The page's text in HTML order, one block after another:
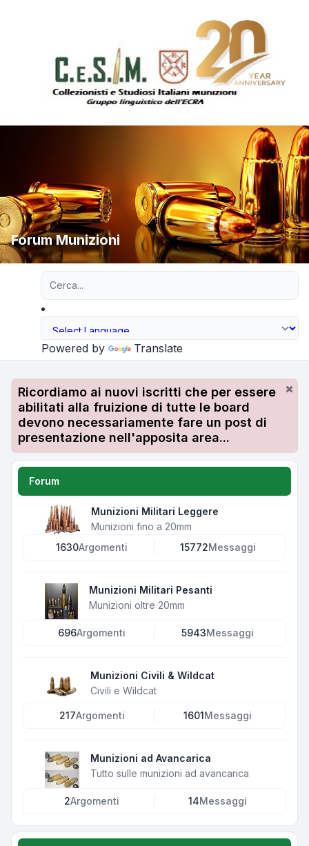
Forum Munizioni
Powered by Translate
Ricordiamo ai nuovi iscritti che per essere
abilitati alla fruizione di tutte le board
devono necessariamente fare un post di
presentazione nell'apposita area...
Forum
Munizioni Militari Leggere
Munizioni fino a 20mm
1630Argomenti 15772Messaggi
Munizioni Militari Pesanti
Munizioni oltre 20mm
696Argomenti 5943Messaggi
Munizioni Civili & Wildcat
Civili e Wildcat
217Argomenti 1601 Messaggi
Munizioni ad Avancarica
Tutto sulle munizioni ad avancarica
2Argomenti 14Messaggi